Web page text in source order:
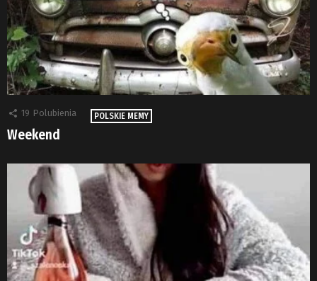
19 Polubienia POLSKIE MEMY
Weekend